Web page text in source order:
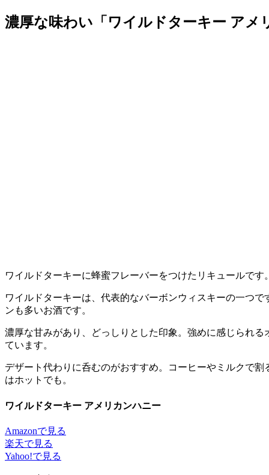
濃厚な味わい「ワイルドターキー アメ
ワイルドターキーに蜂蜜フレーバーをつけたリキュールです
ワイルドターキーは、代表的なバーボンウィスキーの一つ
ンも多いお酒です。
濃厚な甘みがあり、どっしりとした印象。強めに感じられ
ています。
デザート代わりに呑むのがおすすめ。コーヒーやミルクで
はホットでも。
ワイルドターキー アメリカンハニー
Amazonで見る
楽天で見る
Yahoo!で見る